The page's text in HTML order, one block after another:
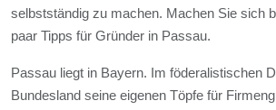
selbstständig zu machen. Machen Sie sich
paar Tipps für Gründer in Passau.
Passau liegt in Bayern. Im föderalistischen
Bundesland seine eigenen Töpfe für